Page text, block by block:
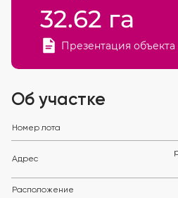
32.62 га
Презентация объекта
Об участке
Номер лота
Адрес
Расположение